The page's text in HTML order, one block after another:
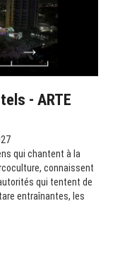
- ARTE
qui chantent à la
connaissent
qui tentent de
entraînantes, les